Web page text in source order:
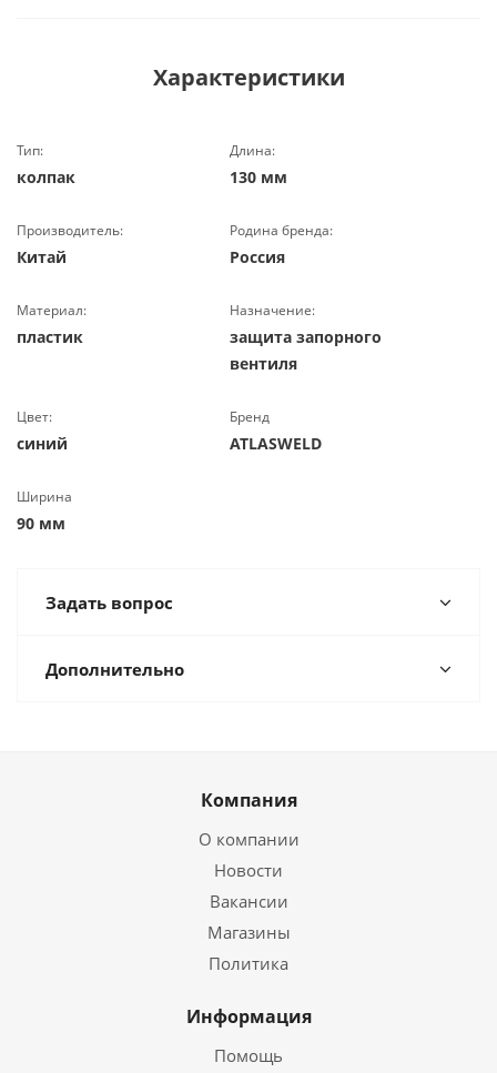
Характеристики
Тип:
колпак
Длина:
130 мм
Производитель:
Китай
Родина бренда:
Россия
Материал:
пластик
Назначение:
защита запорного
вентиля
Цвет:
синий
Бренд
ATLASWELD
Ширина
90 мм
Задать вопрос
Дополнительно
Компания
О компании
Новости
Вакансии
Магазины
Политика
Информация
Помощь